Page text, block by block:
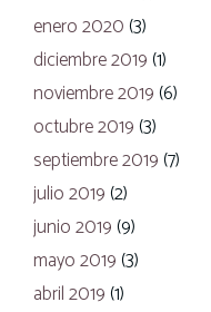
enero 2020 (3)
diciembre 2019 (1)
noviembre 2019 (6)
octubre 2019 (3)
septiembre 2019 (7)
julio 2019 (2)
junio 2019 (9)
mayo 2019 (3)
abril 2019 (1)